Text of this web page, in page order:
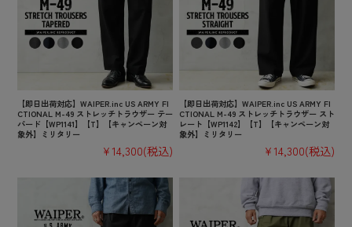
【即日出荷対応】WAIPER.inc US ARMY FI
CTIONAL M-49 ストレッチトラウザー テー
パード【WP1141】【T】【キャンペーン対
象外】ミリタリー
¥14,300(税込)
【即日出荷対応】WAIPER.inc US ARMY FI
CTIONAL M-49 ストレッチトラウザー スト
レート【WP1142】【T】【キャンペーン対
象外】ミリタリー
¥14,300(税込)